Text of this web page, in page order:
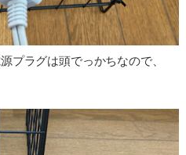
プラグは頭でっかちなので、